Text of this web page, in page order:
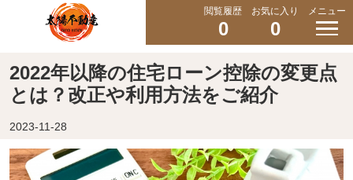
閲覧履歴
0
お気に入り
0
メニュー
2022年以降の住宅ローン控除の変更点
とは？改正や利用方法をご紹介
2023-11-28